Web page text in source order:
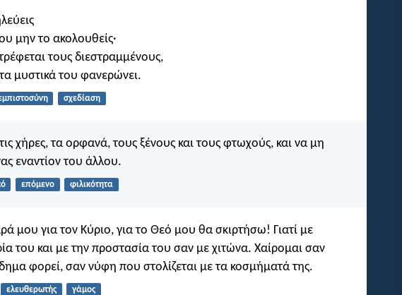
μην το ακολουθείς·
τους διεστραμμένους,
μυστικά του φανερώνει.
σχεδίαση
χήρες, τα ορφανά, τους ξένους και τους φτωχούς, και να μη
εναντίον του άλλου.
επόμενο φιλικότητα
μου για τον Κύριο, για το Θεό μου θα σκιρτήσω! Γιατί με
του και με την προστασία του σαν με χιτώνα. Χαίρομαι σαν
φορεί, σαν νύφη που στολίζεται με τα κοσμήματά της.
ελευθερωτής γάμος